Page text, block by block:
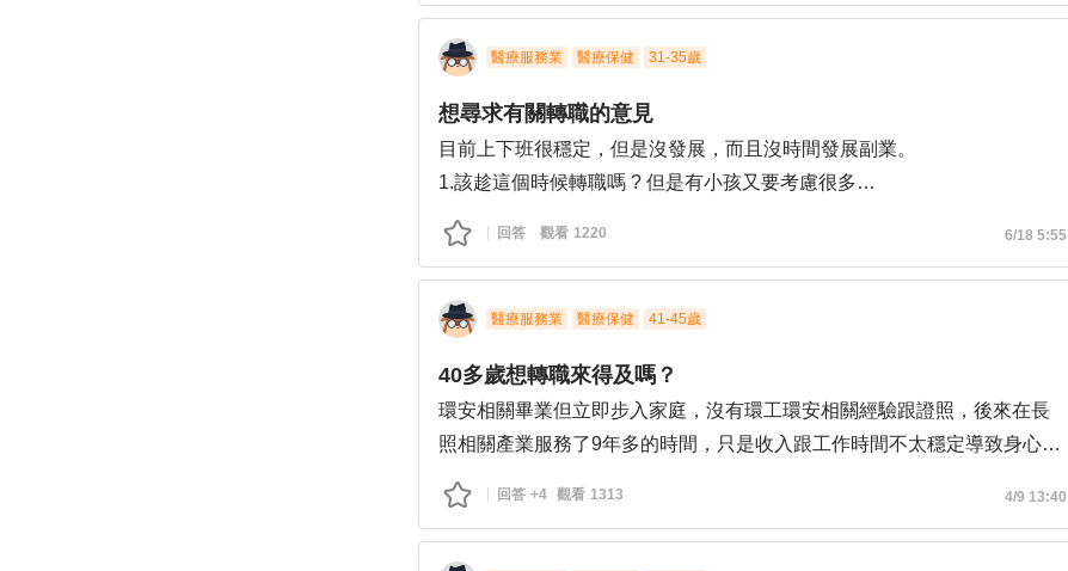
，因此離職
目前這件牙醫做了兩個半月，醫生覺得我的能力不是很好，很笨拙要求很
面真的很難受，真的覺得不想再勉強自己，所以剛離職⋯
現在想要轉換跑道從來沒有做過的工廠，我想嘗試看看想要找一個穩定，
醫療服務業 醫療保健 31-35歲
想尋求有關轉職的意見
目前上下班很穩定，但是沒發展，而且沒時間發展副業。
1.該趁這個時候轉職嗎 ? 但是有小孩又要考慮很多
2.想了解轉職過來人的想法，以及沒轉職成功還是繼續待在原產業的想法 ?
回答 觀看 1220 6/18 5:55
醫療服務業 醫療保健 41-45歲
40多歲想轉職來得及嗎？
環安相關畢業但立即步入家庭，沒有環工環安相關經驗跟證照，後來在長
照相關產業服務了9年多的時間，只是收入跟工作時間不太穩定導致身心俱
疲，而且國定假日與星期六時常被排班，錯過很多家庭活動，老公跟小孩
們支持我回頭考相關證照找相關產業比較穩定，但擔心歲數跟經驗，請問
現在回頭考還有機會進入相關產業工作嗎？
回答 +4 觀看 1313 4/9 13:40